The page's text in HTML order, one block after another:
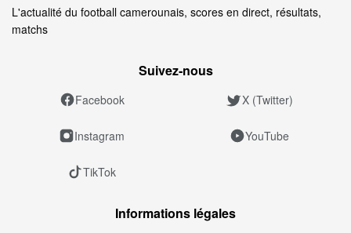
L'actualité du football camerounais, scores en direct, résultats,
matchs
Suivez‑nous
Facebook X (Twitter)
Instagram YouTube
TikTok
Informations légales